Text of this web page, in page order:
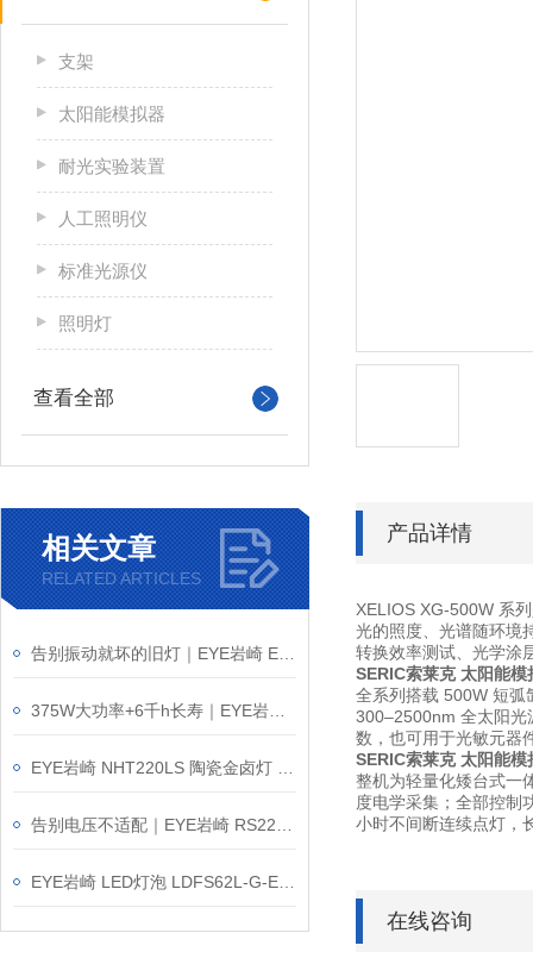
支架
太阳能模拟器
耐光实验装置
人工照明仪
标准光源仪
照明灯
查看全部
相关文章
RELATED ARTICLES
产品详情
XELIOS XG-500W 系
光的照度、光谱随环境
转换效率测试、光学涂
SERIC索莱克 太阳能模
全系列搭载 500W 短弧
300–2500nm 全太阳光
数，也可用于光敏元器
SERIC索莱克 太阳能模
整机为轻量化矮台式一
度电学采集；全部控制
小时不间断连续点灯，
在线咨询